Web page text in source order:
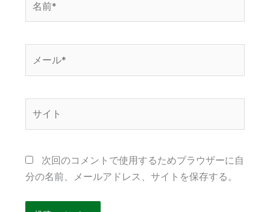
*
次回のコメントで使用するためブラウザーに自
分の名前、メールアドレス、サイトを保存する。